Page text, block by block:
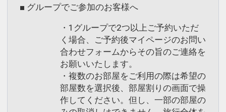
■ グループでご参加のお客様へ
・1グループで2つ以上ご予約いただ
く場合、ご予約後マイページのお問い
合わせフォームからその旨のご連絡を
お願いいたします。
・複数のお部屋をご利用の際は希望の
部屋数を選択後、部屋割りの画面で操
作してください。但し、一部の部屋の